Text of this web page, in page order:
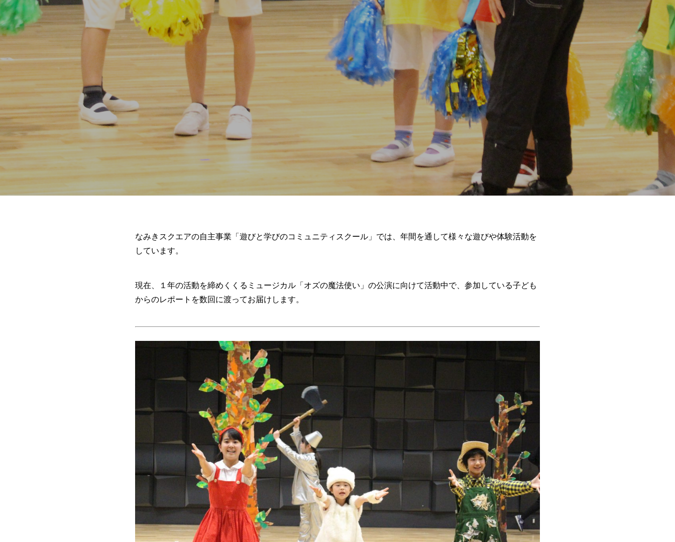
なみきスクエアの自主事業「遊びと学びのコミュニティスクール」では、年間を通して様々な遊びや体験活動を
しています。
現在、１年の活動を締めくくるミュージカル「オズの魔法使い」の公演に向けて活動中で、参加している子ども
からのレポートを数回に渡ってお届けします。